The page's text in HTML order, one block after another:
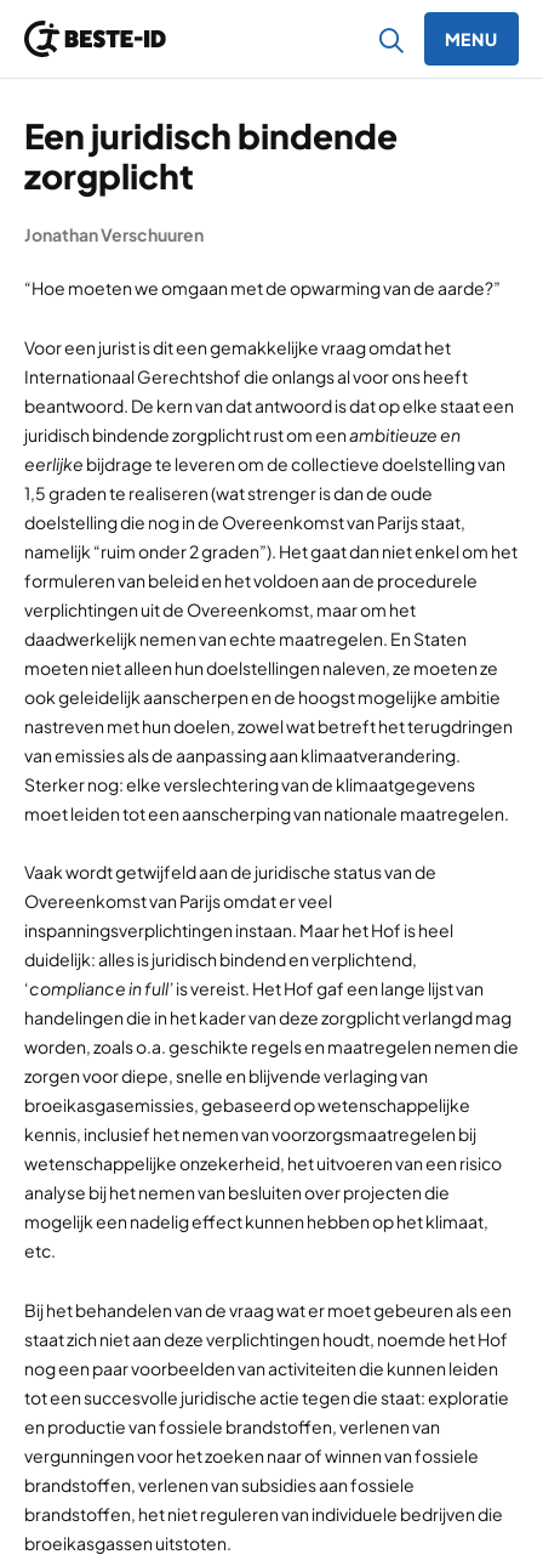
MENU
Een juridisch bindende
zorgplicht
Jonathan Verschuuren
“Hoe moeten we omgaan met de opwarming van de aarde?”
Voor een jurist is dit een gemakkelijke vraag omdat het
Internationaal Gerechtshof die onlangs al voor ons heeft
beantwoord. De kern van dat antwoord is dat op elke staat een
juridisch bindende zorgplicht rust om eenambitieuze en
eerlijke bijdrage te leveren om de collectieve doelstelling van
1,5 graden te realiseren (wat strenger is dan de oude
doelstelling die nog in de Overeenkomst van Parijs staat,
namelijk “ruim onder 2 graden”). Het gaat dan niet enkel om het
formuleren van beleid en het voldoen aan de procedurele
verplichtingen uit de Overeenkomst, maar om het
daadwerkelijk nemen van echte maatregelen. En Staten
moeten niet alleen hun doelstellingen naleven, ze moeten ze
ook geleidelijk aanscherpen en de hoogst mogelijke ambitie
nastreven met hun doelen, zowel wat betreft het terugdringen
van emissies als de aanpassing aan klimaatverandering.
Sterker nog: elke verslechtering van de klimaatgegevens
moet leiden tot een aanscherping van nationale maatregelen.
Vaak wordt getwijfeld aan de juridische status van de
Overeenkomst van Parijs omdat er veel
inspanningsverplichtingen instaan. Maar het Hof is heel
duidelijk: alles is juridisch bindend en verplichtend,
‘compliance in full’is vereist. Het Hof gaf een lange lijst van
handelingen die in het kader van deze zorgplicht verlangd mag
worden, zoals o.a. geschikte regels en maatregelen nemen die
zorgen voor diepe, snelle en blijvende verlaging van
broeikasgasemissies, gebaseerd op wetenschappelijke
kennis, inclusief het nemen van voorzorgsmaatregelen bij
wetenschappelijke onzekerheid, het uitvoeren van een risico
analyse bij het nemen van besluiten over projecten die
mogelijk een nadelig effect kunnen hebben op het klimaat,
etc.
Bij het behandelen van de vraag wat er moet gebeuren als een
staat zich niet aan deze verplichtingen houdt, noemde het Hof
nog een paar voorbeelden van activiteiten die kunnen leiden
tot een succesvolle juridische actie tegen die staat: exploratie
en productie van fossiele brandstoffen, verlenen van
vergunningen voor het zoeken naar of winnen van fossiele
brandstoffen, verlenen van subsidies aan fossiele
brandstoffen, het niet reguleren van individuele bedrijven die
broeikasgassen uitstoten.